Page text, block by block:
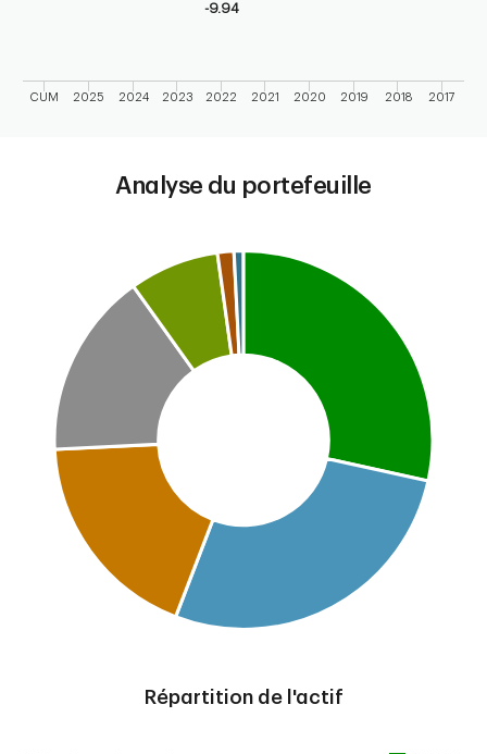
-9.94
CUM 2025 2024 2023 2022 2021 2020 2019 2018 2017
Analyse du portefeuille
Pie chart with 7 slices.
This is a portfolio analysis pie chart
Répartition de l'actif